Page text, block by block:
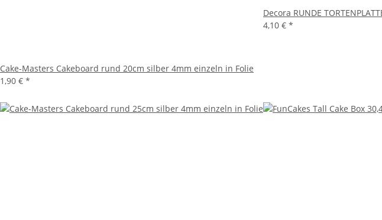
Cake-Masters Cakeboard rund 20cm silber 4mm einzeln in Folie
1,90 € *
Decora RUNDE
4,10 € *